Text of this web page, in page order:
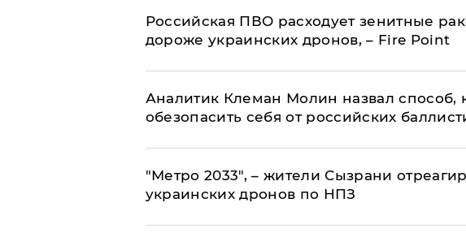
Российская ПВО расходует зенитные
дороже украинских дронов, – Fire Point
Аналитик Клеман Молин назвал способ,
обезопасить себя от российских
"Метро 2033", – жители Сызрани
украинских дронов по НПЗ